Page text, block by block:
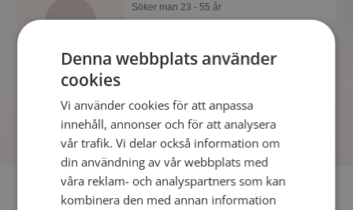
Söker man 23 - 55 år
på alla möjliga detaljer om alla
Fler singlar
Denna webbplats använder
cookies
Vi använder cookies för att anpassa
innehåll, annonser och för att analysera
vår trafik. Vi delar också information om
din användning av vår webbplats med
våra reklam- och analyspartners som kan
kombinera den med annan information